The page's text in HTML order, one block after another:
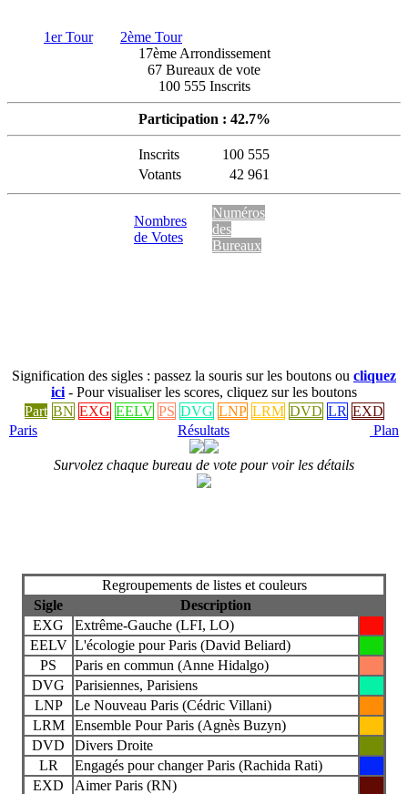
1er Tour
2ème Tour
17ème Arrondissement
67 Bureaux de vote
100 555 Inscrits
Participation : 42.7%
Inscrits
100 555
Votants
42 961
Nombres
de Votes
Numéros
des
Bureaux
Signification des sigles : passez la souris sur les boutons ou cliquez
ici - Pour visualiser les scores, cliquez sur les boutons
Part BN EXG EELV PS DVG LNP LRM DVD LR EXD
Paris
Résultats Plan
Survolez chaque bureau de vote pour voir les détails
Regroupements de listes et couleurs
Sigle
Description
EXG
Extrême-Gauche (LFI, LO)
EELV L'écologie pour Paris (David Beliard)
PS
Paris en commun (Anne Hidalgo)
DVG
Parisiennes, Parisiens
LNP
Le Nouveau Paris (Cédric Villani)
LRM
Ensemble Pour Paris (Agnès Buzyn)
DVD
Divers Droite
LR
Engagés pour changer Paris (Rachida Rati)
EXD
Aimer Paris (RN)